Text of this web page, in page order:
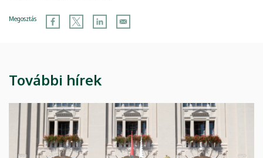
Megosztás
További hírek